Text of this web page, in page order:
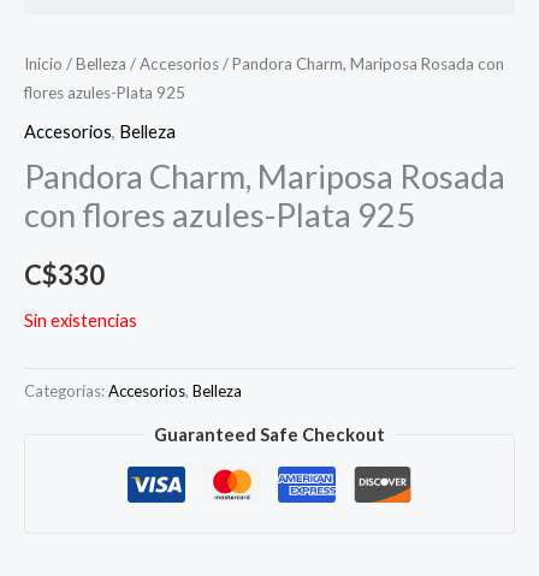
Inicio /Belleza /Accesorios/ Pandora Charm, Mariposa Rosada con
flores azules-Plata 925
Accesorios, Belleza
Pandora Charm, Mariposa Rosada
con flores azules-Plata 925
C$330
Sin existencias
Categorías:Accesorios, Belleza
Guaranteed Safe Checkout